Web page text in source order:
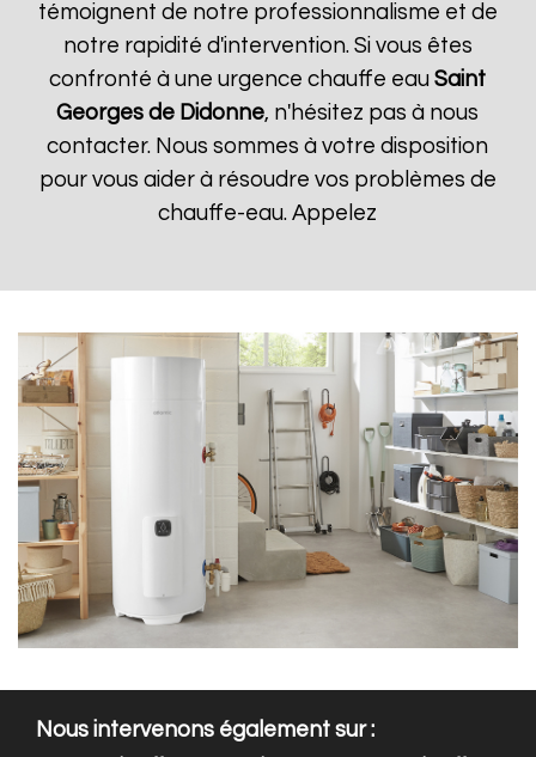
témoignent de notre professionnalisme et de
notre rapidité d'intervention. Si vous êtes
confronté à une urgence chauffe eauSaint
Georges de Didonne, n'hésitez pas à nous
contacter. Nous sommes à votre disposition
pour vous aider à résoudre vos problèmes de
chauffe-eau. Appelez
Nous intervenons également sur :